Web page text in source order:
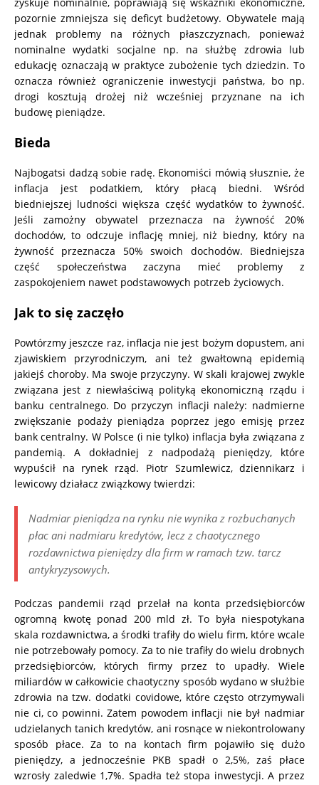
pozornie zmniejsza się deficyt budżetowy. Obywatele mają
jednak problemy na różnych płaszczyznach, ponieważ
nominalne wydatki socjalne np. na służbę zdrowia lub
edukację oznaczają w praktyce zubożenie tych dziedzin. To
oznacza również ograniczenie inwestycji państwa, bo np.
drogi kosztują drożej niż wcześniej przyznane na ich
budowę pieniądze.
Bieda
Najbogatsi dadzą sobie radę. Ekonomiści mówią słusznie, że
inflacja jest podatkiem, który płacą biedni. Wśród
biedniejszej ludności większa część wydatków to żywność.
Jeśli zamożny obywatel przeznacza na żywność 20%
dochodów, to odczuje inflację mniej, niż biedny, który na
żywność przeznacza 50% swoich dochodów. Biedniejsza
część społeczeństwa zaczyna mieć problemy z
zaspokojeniem nawet podstawowych potrzeb życiowych.
Jak to się zaczęło
Powtórzmy jeszcze raz, inflacja nie jest bożym dopustem, ani
zjawiskiem przyrodniczym, ani też gwałtowną epidemią
jakiejś choroby. Ma swoje przyczyny. W skali krajowej zwykle
związana jest z niewłaściwą polityką ekonomiczną rządu i
banku centralnego. Do przyczyn inflacji należy: nadmierne
zwiększanie podaży pieniądza poprzez jego emisję przez
bank centralny. W Polsce (i nie tylko) inflacja była związana z
pandemią. A dokładniej z nadpodażą pieniędzy, które
wypuścił na rynek rząd. Piotr Szumlewicz, dziennikarz i
lewicowy działacz związkowy twierdzi:
Nadmiar pieniądza na rynku nie wynika z rozbuchanych
płac ani nadmiaru kredytów, lecz z chaotycznego
rozdawnictwa pieniędzy dla firm w ramach tzw. tarcz
antykryzysowych.
Podczas pandemii rząd przelał na konta przedsiębiorców
ogromną kwotę ponad 200 mld zł. To była niespotykana
skala rozdawnictwa, a środki trafiły do wielu firm, które wcale
nie potrzebowały pomocy. Za to nie trafiły do wielu drobnych
przedsiębiorców, których firmy przez to upadły. Wiele
miliardów w całkowicie chaotyczny sposób wydano w służbie
zdrowia na tzw. dodatki covidowe, które często otrzymywali
nie ci, co powinni. Zatem powodem inflacji nie był nadmiar
udzielanych tanich kredytów, ani rosnące w niekontrolowany
sposób płace. Za to na kontach firm pojawiło się dużo
pieniędzy, a jednocześnie PKB spadł o 2,5%, zaś płace
wzrosły zaledwie 1,7%. Spadła też stopa inwestycji. A przez